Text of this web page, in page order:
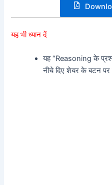
यह भी ध्यान दें
यह “Reasoning के
नीचे दिए शेयर के बटन